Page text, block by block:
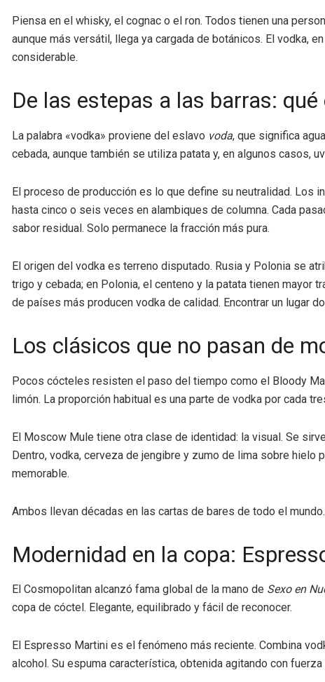
Piensa en el whisky, el cognac o el ron. Todos tienen una
aunque más versátil, llega ya cargada de botánicos. El vodka,
considerable.
De las estepas a las barras:
La palabra «vodka» proviene del eslavo voda, que significa
cebada, aunque también se utiliza patata y, en algunos casos,
El proceso de producción es lo que define su neutralidad. Los
hasta cinco o seis veces en alambiques de columna. Cada
sabor residual. Solo permanece la fracción más pura.
El origen del vodka es terreno disputado. Rusia y Polonia se
trigo y cebada; en Polonia, el centeno y la patata tienen mayor
de países más producen vodka de calidad. Encontrar un lugar
Los clásicos que no pasan de
Pocos cócteles resisten el paso del tiempo como el Bloody
limón. La proporción habitual es una parte de vodka por cada
El Moscow Mule tiene otra clase de identidad: la visual. Se
Dentro, vodka, cerveza de jengibre y zumo de lima sobre
memorable.
Ambos llevan décadas en las cartas de bares de todo el
Modernidad en la copa:
El Cosmopolitan alcanzó fama global de la mano de Sexo en
copa de cóctel. Elegante, equilibrado y fácil de reconocer.
El Espresso Martini es el fenómeno más reciente. Combina
alcohol. Su espuma característica, obtenida agitando con